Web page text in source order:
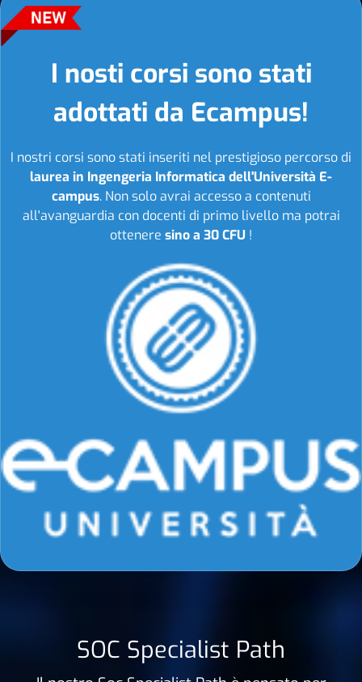
I nosti corsi sono stati
adottati da Ecampus!
I nostri corsi sono stati inseriti nel prestigioso percorso di
laurea in Ingengeria Informatica dell'Università E-
campus. Non solo avrai accesso a contenuti
all'avanguardia con docenti di primo livello ma potrai
ottenere sino a 30 CFU !
SOC Specialist Path